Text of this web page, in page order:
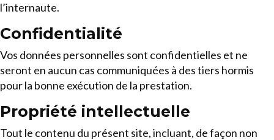
l’internaute.
Confidentialité
Vos données personnelles sont confidentielles et ne
seront en aucun cas communiquées à des tiers hormis
pour la bonne exécution de la prestation.
Propriété intellectuelle
Tout le contenu du présent site, incluant, de façon non